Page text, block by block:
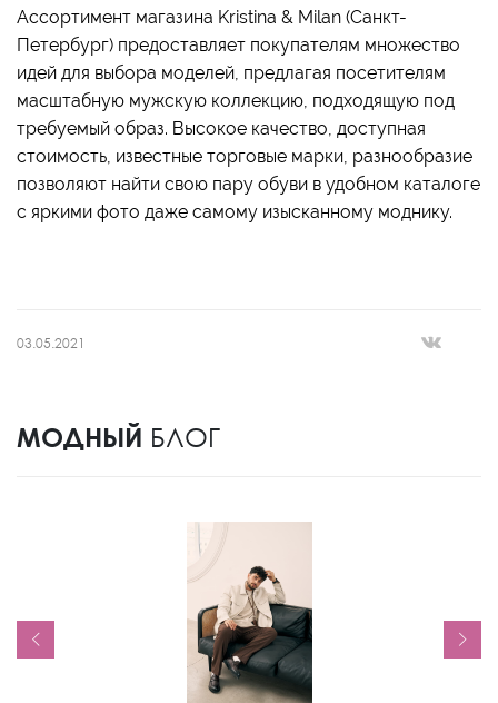
Ассортимент магазина Kristina & Milan (Санкт-
Петербург) предоставляет покупателям множество
идей для выбора моделей, предлагая посетителям
масштабную мужскую коллекцию, подходящую под
требуемый образ. Высокое качество, доступная
стоимость, известные торговые марки, разнообразие
позволяют найти свою пару обуви в удобном каталоге
с яркими фото даже самому изысканному моднику.
03.05.2021
МОДНЫЙ БЛОГ